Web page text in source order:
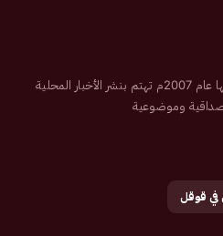
صحيفة إلكترونية سعودية تم تأسيسها عام 2007م تهتم بنشر الأخبار المحلية
وموضوعية
قوقل